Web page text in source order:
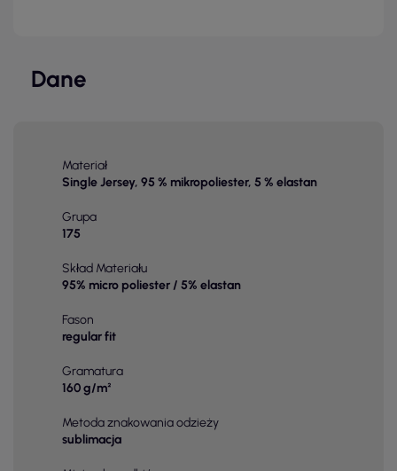
Dane
Materiał
Single Jersey, 95 % mikropoliester, 5 % elastan
Grupa
175
Skład Materiału
95% micro poliester / 5% elastan
Fason
regular fit
Gramatura
160 g/m²
Metoda znakowania odzieży
sublimacja